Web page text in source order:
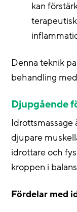
kan
Denna teknik
behandling
Djupgående
Idrottsmassage
djupare
idrottare och
kroppen i
Fördelar med